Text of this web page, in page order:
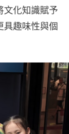
文化知識賦予
具趣味性與個